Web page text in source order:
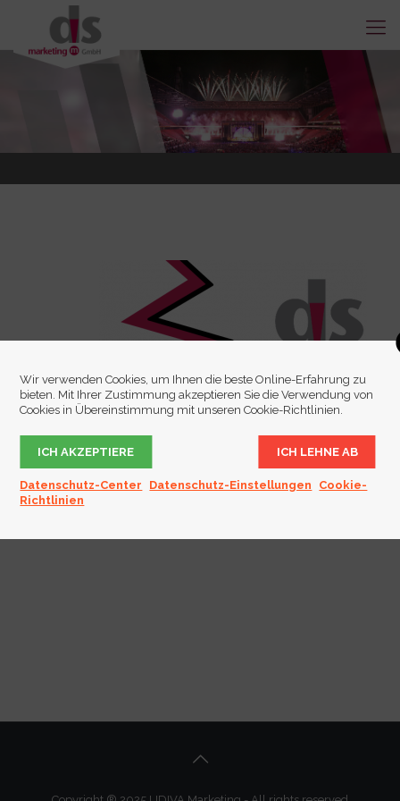
Wir verwenden Cookies, um Ihnen die beste Online-Erfahrung zu
bieten. Mit Ihrer Zustimmung akzeptieren Sie die Verwendung von
Cookies in Übereinstimmung mit unseren Cookie-Richtlinien.
ICH AKZEPTIERE ICH LEHNE AB
Datenschutz-Center Datenschutz-Einstellungen
Cookie-
Richtlinien